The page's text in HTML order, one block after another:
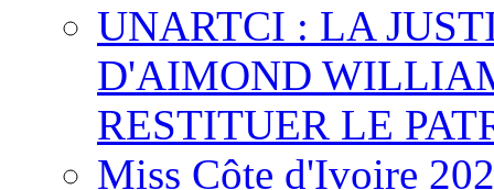
UNARTCI : LA
D'AIMOND
RESTITUER LE
Miss Côte d'Ivoire